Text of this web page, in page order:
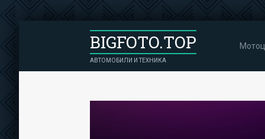
BIGFOTO.TOP
АВТОМОБИЛИ И ТЕХНИКА